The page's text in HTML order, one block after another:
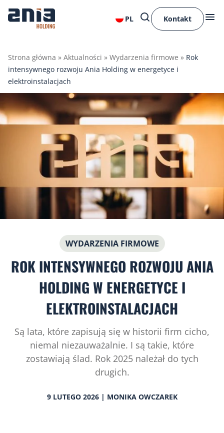
PL Kontakt
Strona główna » Aktualności » Wydarzenia firmowe » Rok
intensywnego rozwoju Ania Holding w energetyce i
elektroinstalacjach
WYDARZENIA FIRMOWE
ROK INTENSYWNEGO ROZWOJU ANIA
HOLDING W ENERGETYCE I
ELEKTROINSTALACJACH
Są lata, które zapisują się w historii firm cicho,
niemal niezauważalnie. I są takie, które
zostawiają ślad. Rok 2025 należał do tych
drugich.
9 LUTEGO 2026 | MONIKA OWCZAREK